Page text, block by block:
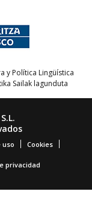
y Política Lingüística
Sailak lagunduta
uso Cookies
privacidad